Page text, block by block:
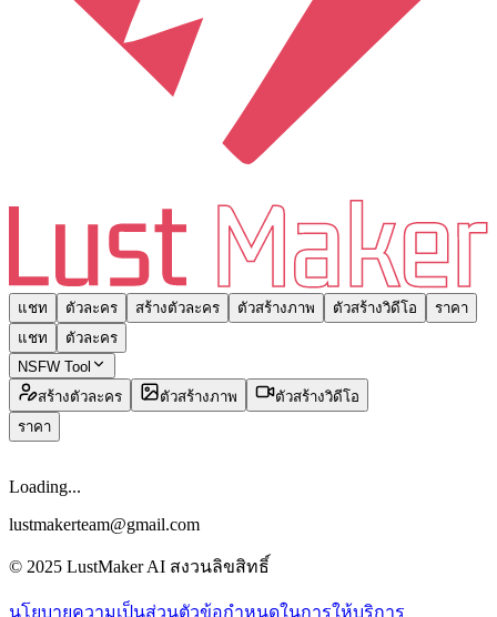
แชท ตัวละคร สร้างตัวละคร ตัวสร้างภาพ ตัวสร้างวิดีโอ
ราคา
แชท
ตัวละคร
NSFW Tool
สร้างตัวละคร
ตัวสร้างภาพ
ตัวสร้างวิดีโอ
ราคา
Loading...
lustmakerteam@gmail.com
© 2025 LustMaker AI สงวนลิขสิทธิ์
นโยบายความเป็นส่วนตัวข้อกำหนดในการให้บริการ